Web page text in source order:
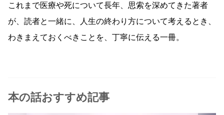
これまで医療や死について長年、思索を深めてきた著者
が、読者と一緒に、人生の終わり方について考えるとき、
わきまえておくべきことを、丁寧に伝える一冊。
本の話おすすめ記事